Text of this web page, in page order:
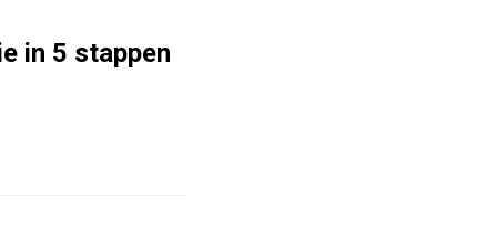
in 5 stappen